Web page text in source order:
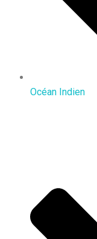
Océan Indien